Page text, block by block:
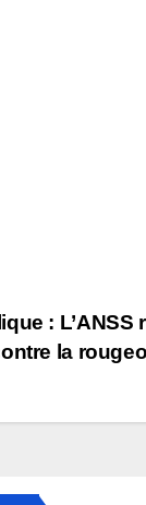
: L’ANSS
la